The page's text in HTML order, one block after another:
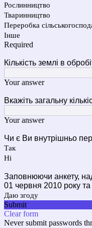
Рослинництво
Тваринництво
Переробка
Інше
Required
Кількість землі в
Your answer
Вкажіть загальну
Your answer
Чи є Ви внутрішньо
Так
Ні
Заповнюючи анкету,
01 червня 2010 року
Даю згоду
Submit
Clear form
Never submit passwords